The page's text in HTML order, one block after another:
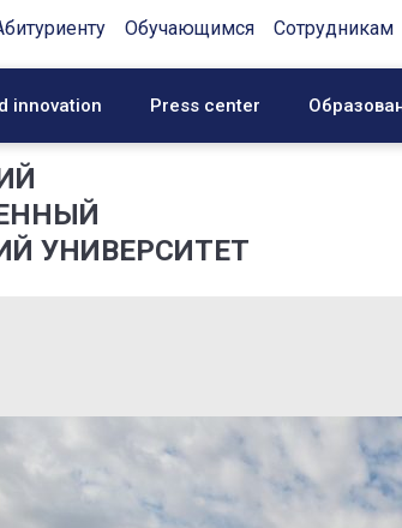
Обучающимся Сотрудникам
innovation Press center
УНИВЕРСИТЕТ